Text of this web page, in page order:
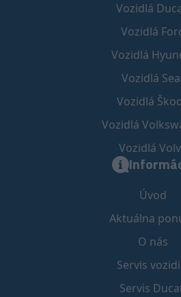
Vozidlá
Vozidlá
Vozidlá
Vozidlá
Vozidlá
Vozidlá
Vozidlá
Úvod
Aktuálna
O nás
Servis
Servis